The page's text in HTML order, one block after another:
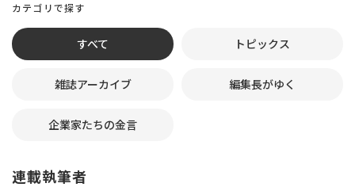
カテゴリで探す
すべて トピックス
雑誌アーカイブ 編集長がゆく
企業家たちの金言
連載執筆者